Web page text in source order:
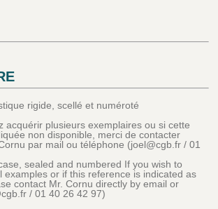
rigide, scellé et numéroté
acquérir plusieurs exemplaires ou si cette
non disponible, merci de contacter
par mail ou téléphone (joel@cgb.fr / 01
sealed and numbered If you wish to
examples or if this reference is indicated as
contact Mr. Cornu directly by email or
/ 01 40 26 42 97)